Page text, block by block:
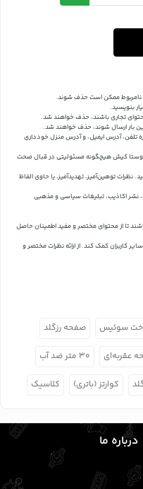
نامربوط ممکن است حذف شوند.
بنویسید.
تجاری باشند، حذف خواهند شد.
بار ارسال شوند، حذف خواهند شد.
تلفن، آدرس ایمیل، و آدرس منزل خودداری
وستا کیش هیچگونه مسئولیتی در قبال صحت
نظرات توهین‌آمیز، تهدیدآمیز، یا حاوی الفاظ
نشر اکاذیب، تبلیغات سیاسی و مذهبی
شامل 50 کاراکتر و حداکثر 500 کاراکتر باشند تا از محتوای مختصر و مفید اطمینان حاصل
کاربران کمک کند.از ارائه نظرات مختصر و
سوئیس صفحه رزگلد
عقربه‌ای ۳۰ متر ضد آب
کوارتز (باتری) کلاسیک
درباره ما